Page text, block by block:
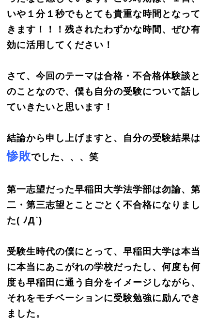
いや１分１秒でもとても貴重な時間となって
きます！！！残されたわずかな時間、ぜひ有
効に活用してください！
さて、今回のテーマは合格・不合格体験談と
のことなので、僕も自分の受験について話し
ていきたいと思います！
結論から申し上げますと、自分の受験結果は
惨敗でした、、、笑
第一志望だった早稲田大学法学部は勿論、第
二・第三志望とことごとく不合格になりまし
た( ﾉД`)
受験生時代の僕にとって、早稲田大学は本当
に本当にあこがれの学校だったし、何度も何
度も早稲田に通う自分をイメージしながら、
それをモチベーションに受験勉強に励んでき
ました。